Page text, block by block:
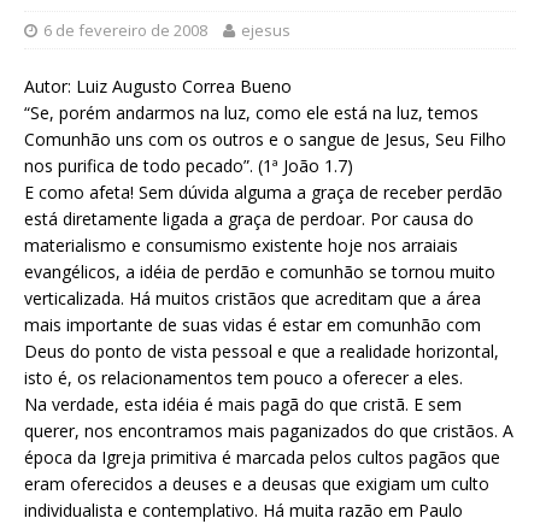
6 de fevereiro de 2008 ejesus
Autor: Luiz Augusto Correa Bueno
“Se, porém andarmos na luz, como ele está na luz, temos
Comunhão uns com os outros e o sangue de Jesus, Seu Filho
nos purifica de todo pecado”. (1ª João 1.7)
E como afeta! Sem dúvida alguma a graça de receber perdão
está diretamente ligada a graça de perdoar. Por causa do
materialismo e consumismo existente hoje nos arraiais
evangélicos, a idéia de perdão e comunhão se tornou muito
verticalizada. Há muitos cristãos que acreditam que a área
mais importante de suas vidas é estar em comunhão com
Deus do ponto de vista pessoal e que a realidade horizontal,
isto é, os relacionamentos tem pouco a oferecer a eles.
Na verdade, esta idéia é mais pagã do que cristã. E sem
querer, nos encontramos mais paganizados do que cristãos. A
época da Igreja primitiva é marcada pelos cultos pagãos que
eram oferecidos a deuses e a deusas que exigiam um culto
individualista e contemplativo. Há muita razão em Paulo